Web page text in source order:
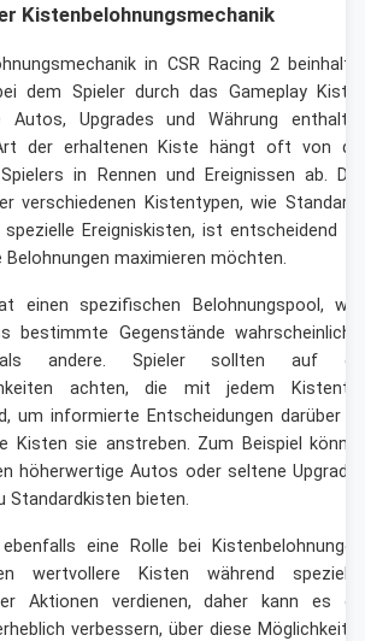
Kistenbelohnungsmechanik
in CSR Racing 2
dem Spieler durch das Gameplay
Autos, Upgrades und Währung
der erhaltenen Kiste hängt oft von
in Rennen und Ereignissen ab.
verschiedenen Kistentypen, wie
spezielle Ereigniskisten, ist entscheidend
Belohnungen maximieren möchten.
einen spezifischen Belohnungspool,
bestimmte Gegenstände
als andere. Spieler sollten auf
achten, die mit jedem
um informierte Entscheidungen darüber
Kisten sie anstreben. Zum Beispiel
höherwertige Autos oder seltene
Standardkisten bieten.
eine Rolle bei
wertvollere Kisten während
Aktionen verdienen, daher kann es
verbessern, über diese